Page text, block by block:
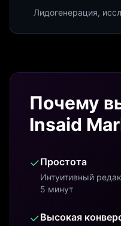
Лидогенерация,
Почему
Insaid
✓Простота
Интуитивный
5 минут
✓Высокая